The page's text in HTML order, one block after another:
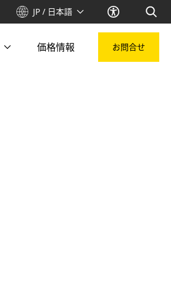
JP / 日本語
価格情報 お問合せ